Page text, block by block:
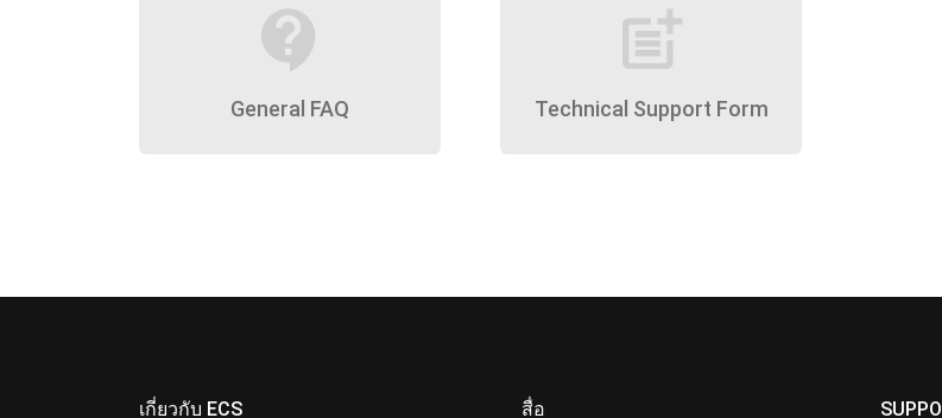
contact_support
General FAQ
post_add
Technical Support Form
เกี่ยวกับ ECS สื่อ